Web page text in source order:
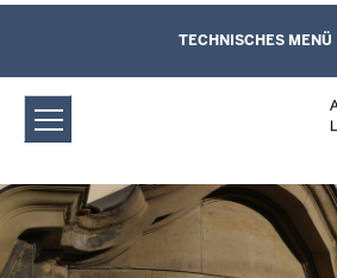
Amtsgericht Leverkusen:
Sitzungstermine
Direkt zum Inhalt
Leichte Sprache,
und Kontaktformular
TECHNISCHES MENÜ